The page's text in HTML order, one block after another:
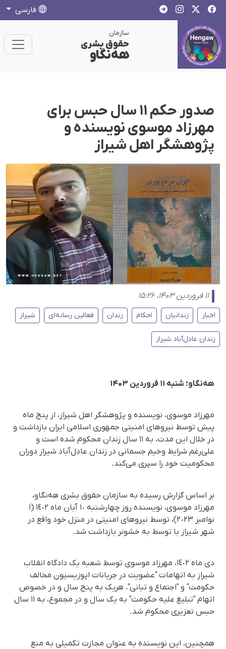
فارسی
سازمان
حقوق بشری
هەنگاو
صدور حکم ۱۱ سال حبس برای
مهرزاد موسوی نویسنده و
پژوهشگر اهل شیراز
۱۱ فروردین ۱۴۰۳، ۱۵:۲۶
اخبار زندانیان احکام زندان فعالین رسانەای شیراز
زندان عادل‌آباد شیراز
هه‌نگاو؛ شنبه ۱۱ فروردین ۱۴۰۳
مهرزاد موسوی، نویسنده و پژوهشگر اهل شیراز، از پنج ماه
پیش توسط نیروهای امنیتی جمهوری اسلامی ایران بازداشت و
در خلال این مدت، به ١١ سال زندان محکوم شده است و
علی‌رغم شرایط وخیم جسمانی در زندان عادل‌آباد شیراز دوران
محکومیت خود را سپری می‌کند.
بر اساس گزارش رسیده به سازمان حقوق بشری هه‌نگاو،
مهرزاد موسوی، نویسنده روز چهارشنبه ١٠ آبان ماه ١٤٠٢ (١
نوامبر ٢٠٢٣)، توسط نیروهای امنیتی در منزل خود واقع در
شهر شیراز با توسط به خشونر بازداشت شد.
دی ماه ١٤٠٢، مهرزاد موسوی توسط شعبه یک دادگاه انقلاب
شیراز به اتهامات "عضویت در جریانات اپوزیسیون مخالف
حکومت" و "اجتماع و تبانی"، هریک به پنج سال و در خصوص
اتهام "تبلیغ علیه حکومت" به یک سال و در مجموع، به ١١ سال
حبس تعزیری محکوم شد.
همچنین، این نویسنده به عنوان مجازت تکمیلی به منع